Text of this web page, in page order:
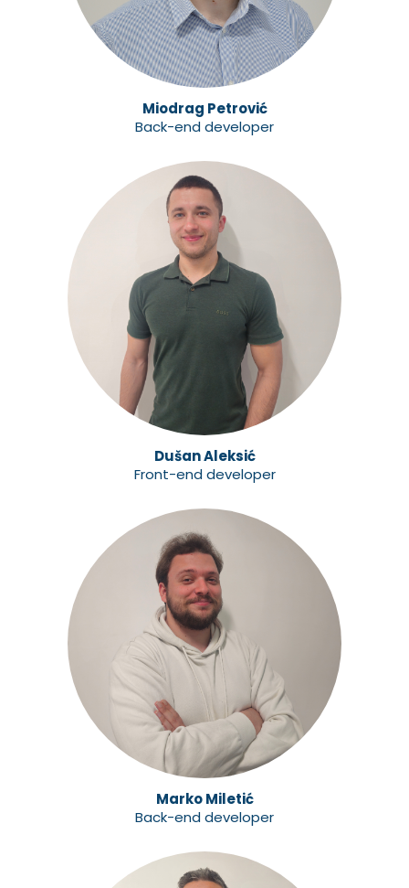
Miodrag Petrović
Back-end developer
Dušan Aleksić
Front-end developer
Marko Miletić
Back-end developer